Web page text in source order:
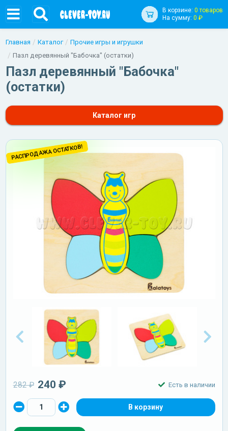
В корзине: 0 товаров
На сумму: 0 ₽
Главная Каталог
Прочие игры и игрушки
Пазл деревянный "Бабочка" (остатки)
Пазл деревянный "Бабочка"
(остатки)
Каталог игр
РАСПРОДАЖА ОСТАТКОВ!
282 ₽ 240 ₽ Есть в наличии